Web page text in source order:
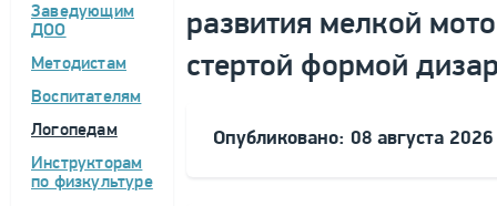
Заведующим
ДОО
Методистам
Воспитателям
Логопедам
Инструкторам
по физкультуре
развития мелкой
стертой формой
Опубликовано: 08 августа